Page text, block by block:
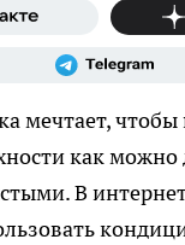
мечтает,
как
В